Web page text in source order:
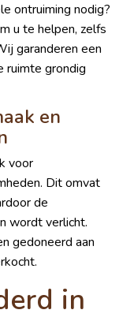
ontruiming nodig?
u te helpen, zelfs
garanderen een
ruimte grondig
en
voor
Dit omvat
de
wordt verlicht.
gedoneerd aan
in